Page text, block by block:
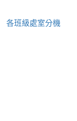
各班級處室分機